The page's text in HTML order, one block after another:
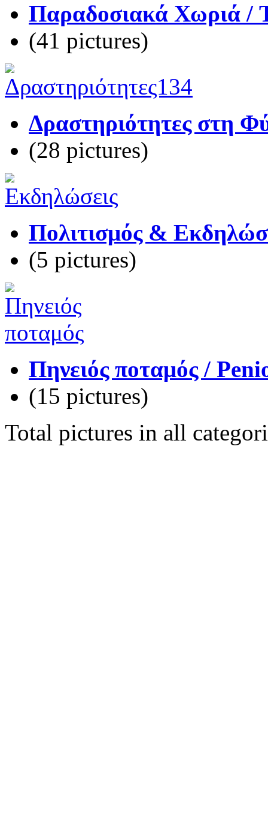
Παραδοσιακά Χωριά /
(41 pictures)
Δραστηριότητες στη
(28 pictures)
Πολιτισμός &
(5 pictures)
Πηνειός ποταμός /
(15 pictures)
Total pictures in all